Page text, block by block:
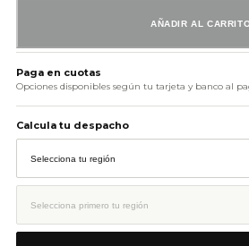
AÑADIR AL
Paga en cuotas
Opciones disponibles según tu tarjeta y banco al
Calcula tu despacho